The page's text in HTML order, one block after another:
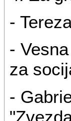
-
-
za
-